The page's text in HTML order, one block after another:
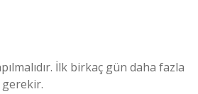
İlk birkaç gün daha fazla